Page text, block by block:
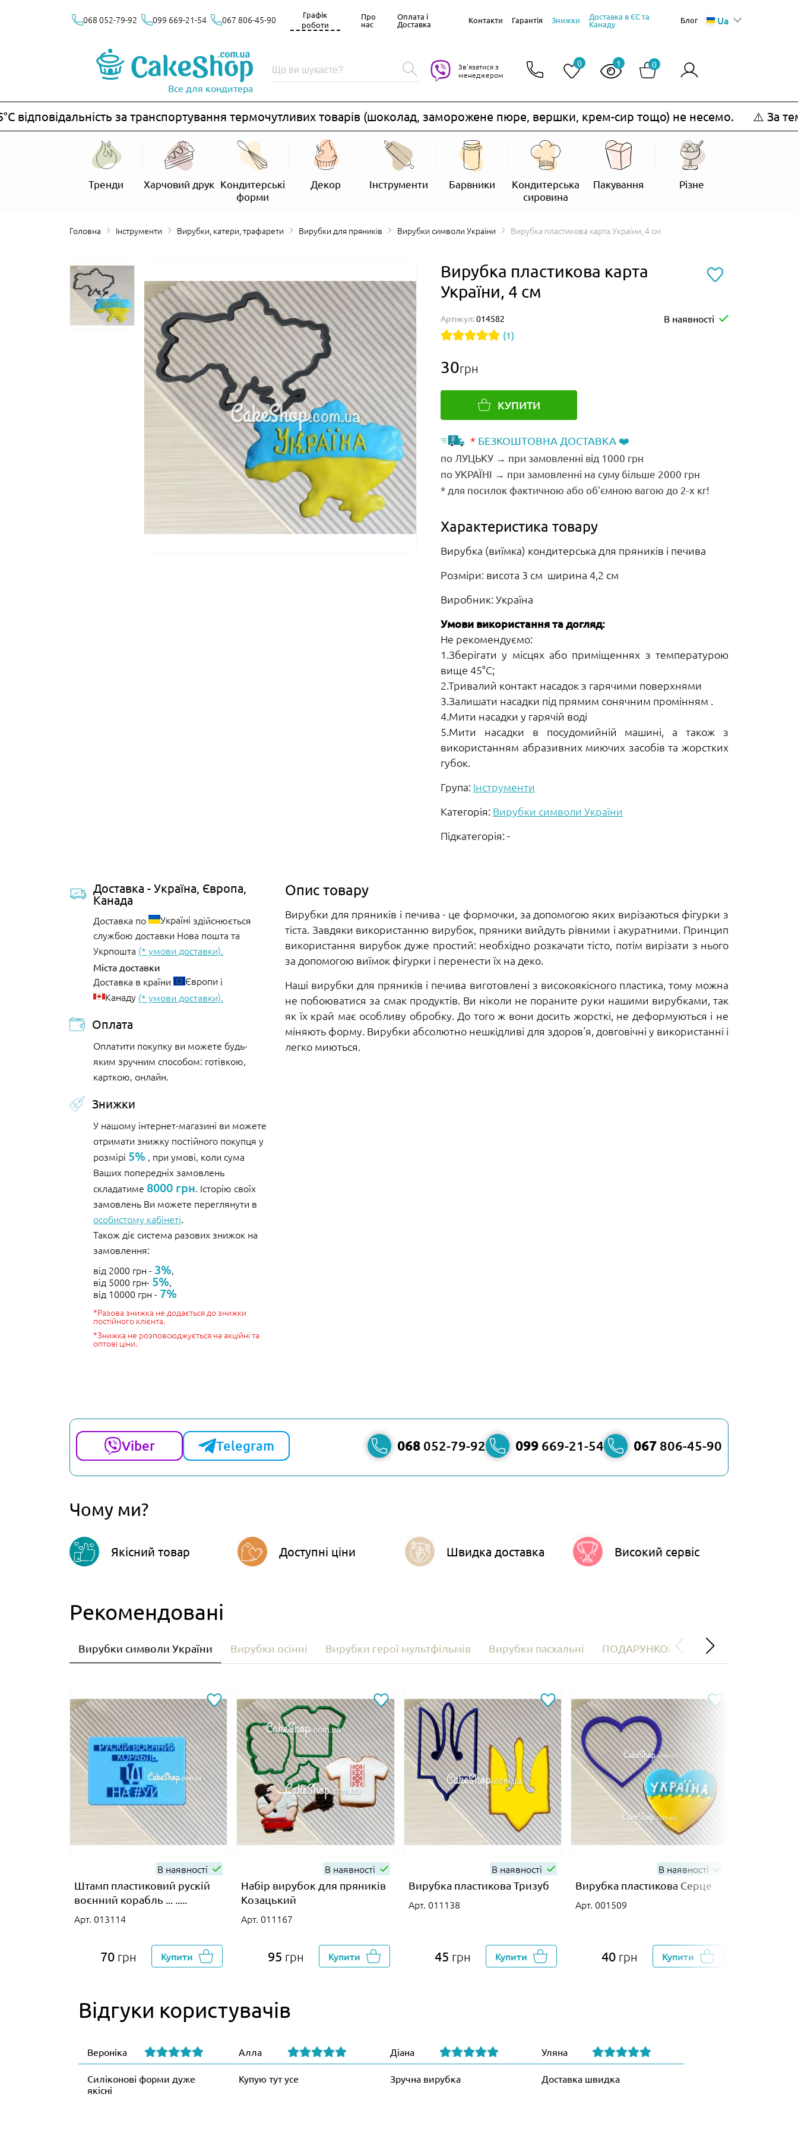
Все для кондитера
0
0 1
Зв'язатися з
менеджером
068 052-79-92 099 669-21-54 067 806-45-90
Графік
роботи
Про
нас
Оплата і
Доставка Контакти Гарантія Знижки Доставка в ЄС та
Канаду Блог Ua
за транспортування термочутливих товарів (шоколад, заморожене пюре, вершки, крем-сир тощо) не несемо. ⚠️ За
Тренди Харчовий друк Кондитерські
форми
Декор Інструменти Барвники
Кондитерська
сировина
Пакування Різне
Головна Інструменти Вирубки, катери, трафарети Вирубки для пряників Вирубки символи України Вирубка пластикова карта України, 4 см
Вирубка пластикова карта
України, 4 см
Артикул:014582
В наявності
(1)
30грн
КУПИТИ
* БЕЗКОШТОВНА ДОСТАВКА ❤️
по ЛУЦЬКУ → при замовленні від 1000 грн
по УКРАЇНІ → при замовленні на суму більше 2000 грн
* для посилок фактичною або об'ємною вагою до 2-х кг!
Характеристика товару
Вирубка (виїмка) кондитерська для пряників і печива
Розміри: висота 3 см ширина 4,2 см
Виробник: Україна
Умови використання та догляд:
Не рекомендуємо:
1.Зберігати у місцях або приміщеннях з температурою
вище 45°С;
2.Тривалий контакт насадок з гарячими поверхнями
3.Залишати насадки під прямим сонячним промінням .
4.Мити насадки у гарячій воді
5.Мити насадки в посудомийній машині, а також з
використанням абразивних миючих засобів та жорстких
губок.
Група: Інструменти
Категорія: Вирубки символи України
Підкатегорія: -
Доставка - Україна, Європа,
Канада
Доставка по Україні здійснюється
службою доставки Нова пошта та
Укрпошта (* умови доставки).
Міста доставки
Доставка в країни Європи і
Канаду (* умови доставки).
Оплата
Оплатити покупку ви можете будь-
яким зручним способом: готівкою,
карткою, онлайн.
Знижки
У нашому інтернет-магазині ви можете
отримати знижку постійного покупця у
розмірі 5% , при умові, коли сума
Ваших попередніх замовлень
складатиме 8000 грн. Історію своїх
замовлень Ви можете переглянути в
особистому кабінеті.
Також діє система разових знижок на
замовлення:
від 2000 грн - 3%,
від 5000 грн- 5%,
від 10000 грн - 7%
*Разова знижка не додається до знижки
постійного клієнта.
*Знижка не розповсюджується на акційні та
оптові ціни.
Опис товару
Вирубки для пряників і печива - це формочки, за допомогою яких вирізаються фігурки з
тіста. Завдяки використанню вирубок, пряники вийдуть рівними і акуратними. Принцип
використання вирубок дуже простий: необхідно розкачати тісто, потім вирізати з нього
за допомогою виїмок фігурки і перенести їх на деко.
Наші вирубки для пряників і печива виготовлені з високоякісного пластика, тому можна
не побоюватися за смак продуктів. Ви ніколи не пораните руки нашими вирубками, так
як їх край має особливу обробку. До того ж вони досить жорсткі, не деформуються і не
міняють форму. Вирубки абсолютно нешкідливі для здоров'я, довговічні у використанні і
легко миються.
068 052-79-92 099 669-21-54 067 806-45-90
Viber Telegram
Чому ми?
Якісний товар Доступні ціни Швидка доставка Високий сервіс
Рекомендовані
Вирубки символи України Вирубки осінні Вирубки герої мультфільмів Вирубки пасхальні ПОДАРУНКОВІ СЕРТИФІКАТИ
В наявності
Штамп пластиковий рускій
воєнний корабль ... .....
Арт. 013114
70 грн Купити
В наявності
Набір вирубок для пряників
Козацький
Арт. 011167
95 грн Купити
В наявності
Вирубка пластикова Тризуб
Арт. 011138
45 грн Купити
В наявності
Вирубка пластикова Серце
Арт. 001509
40 грн Купити
Відгуки користувачів
Вероніка
Силіконові форми дуже
якісні
Алла
Купую тут усе
Діана
Зручна вирубка
Уляна
Доставка швидка